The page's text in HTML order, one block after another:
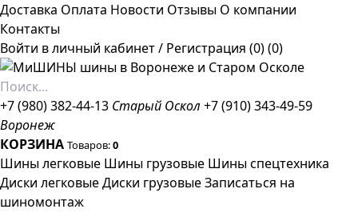
Доставка Оплата Новости Отзывы О компании
Контакты
Войти в личный кабинет/ Регистрация (0)(0)
+7 (980) 382-44-13 Старый Оскол +7 (910) 343-49-59
Воронеж
КОРЗИНА Товаров:0
Шины легковые Шины грузовые Шины спецтехника
Диски легковыеДиски грузовыеЗаписаться на
шиномонтаж